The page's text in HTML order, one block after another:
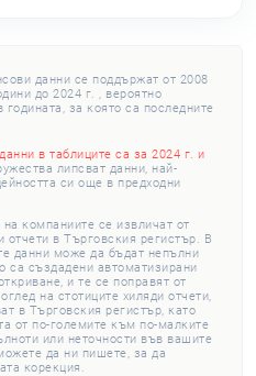
данни се поддържат от 2008
до 2024 г. , вероятно
за която са последните
в таблиците са за 2024 г. и
липсват данни, най-
си още в предходни
компаниите се извличат от
отчети в Търговския регистър. В
данни може да бъдат непълни
са създадени автоматизирани
и те се поправят от
на стотиците хиляди отчети,
в Търговския регистър, като
от по-големите към по-малките
или неточности във вашите
да ни пишете, за да
корекция.